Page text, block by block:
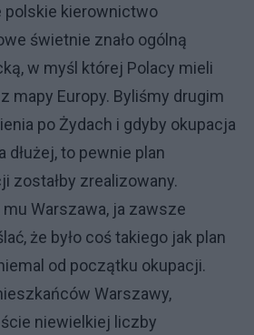
polskie kierownictwo
świetnie znało ogólną
w myśl której Polacy mieli
mapy Europy. Byliśmy drugim
po Żydach i gdyby okupacja
dłużej, to pewnie plan
zostałby zrealizowany.
mu Warszawa, ja zawsze
że było coś takiego jak plan
od początku okupacji.
Warszawy,
niewielkiej liczby